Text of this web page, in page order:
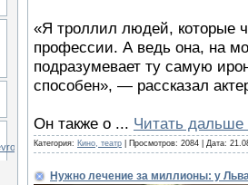
«Я троллил людей, которые
профессии. А ведь она, на
подразумевает ту самую
способен», — рассказал
Он также о ... Читать дальше
Категория: Кино, театр | Просмотров: 2084 | Дата:
Нужно лечение за миллионы: у